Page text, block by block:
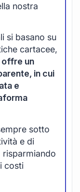
nostra
si basano su
cartacee,
offre un
in cui
e
sotto
e di
risparmiando
costi